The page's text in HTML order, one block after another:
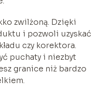
zwilżoną. Dzięki
i pozwoli uzyskać
czy korektora.
puchaty i niezbyt
granice niż bardzo